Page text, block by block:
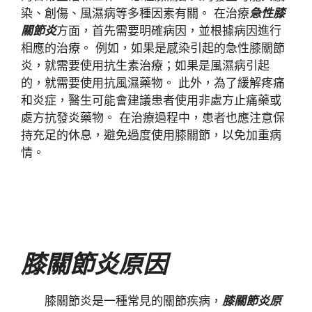
染、創傷、風濕病等多種因素有關。 在治療急性膝
關節炎方面，首先需要明確病因，並根據病因進行
相應的治療。 例如，如果是感染引起的急性膝關節
炎，就需要使用抗生素治療；如果是風濕病引起
的，就需要使用抗風濕藥物。 此外，為了緩解疼痛
和炎症，醫生可能會建議患者使用非處方止痛藥或
處方抗發炎藥物。 在治療過程中，患者也應注意保
持充足的休息，避免過度使用膝關節，以免加重病
情。
膝關節炎原因
膝關節炎是一種常見的關節疾病， 膝關節炎原